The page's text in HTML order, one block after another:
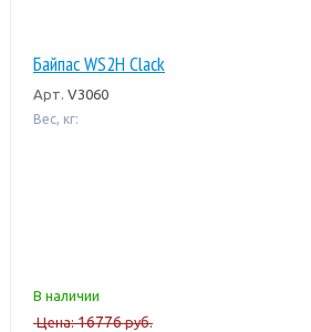
Байпас WS2H Clack
Арт. V3060
Вес, кг:
В наличии
Цена:16776руб.